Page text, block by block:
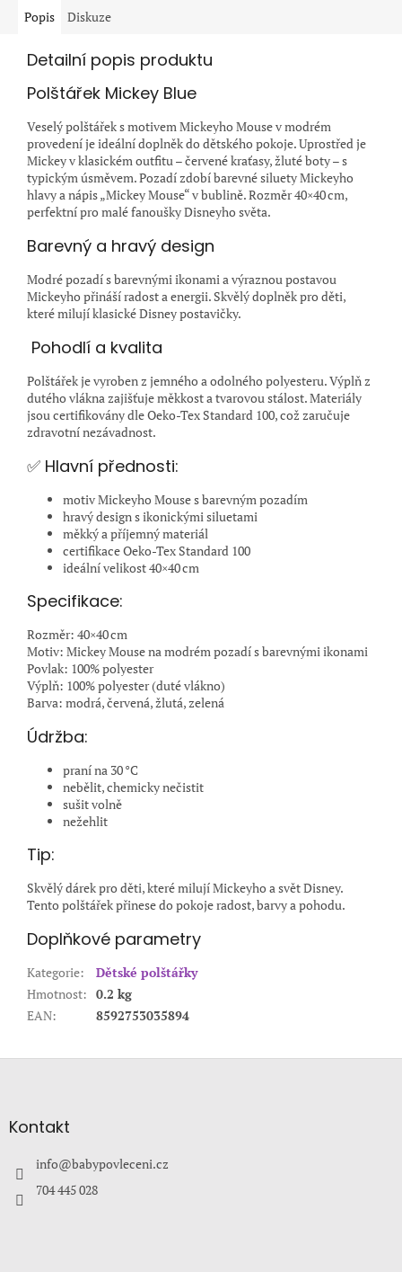
Popis Diskuze
Detailní popis produktu
Polštářek Mickey Blue
Veselý polštářek s motivem Mickeyho Mouse v modrém
provedení je ideální doplněk do dětského pokoje. Uprostřed je
Mickey v klasickém outfitu – červené kraťasy, žluté boty – s
typickým úsměvem. Pozadí zdobí barevné siluety Mickeyho
hlavy a nápis „Mickey Mouse“ v bublině. Rozměr 40×40 cm,
perfektní pro malé fanoušky Disneyho světa.
Barevný a hravý design
Modré pozadí s barevnými ikonami a výraznou postavou
Mickeyho přináší radost a energii. Skvělý doplněk pro děti,
které milují klasické Disney postavičky.
️ Pohodlí a kvalita
Polštářek je vyroben z jemného a odolného polyesteru. Výplň z
dutého vlákna zajišťuje měkkost a tvarovou stálost. Materiály
jsou certifikovány dle Oeko-Tex Standard 100, což zaručuje
zdravotní nezávadnost.
✅ Hlavní přednosti:
motiv Mickeyho Mouse s barevným pozadím
hravý design s ikonickými siluetami
měkký a příjemný materiál
certifikace Oeko-Tex Standard 100
ideální velikost 40×40 cm
Specifikace:
Rozměr: 40×40 cm
Motiv: Mickey Mouse na modrém pozadí s barevnými ikonami
Povlak: 100% polyester
Výplň: 100% polyester (duté vlákno)
Barva: modrá, červená, žlutá, zelená
Údržba:
praní na 30 °C
nebělit, chemicky nečistit
sušit volně
nežehlit
Tip:
Skvělý dárek pro děti, které milují Mickeyho a svět Disney.
Tento polštářek přinese do pokoje radost, barvy a pohodu.
Doplňkové parametry
Kategorie:
Dětské polštářky
Hmotnost: 0.2 kg
EAN: 8592753035894
aKontakt
info@babypovleceni.cz
704 445 028